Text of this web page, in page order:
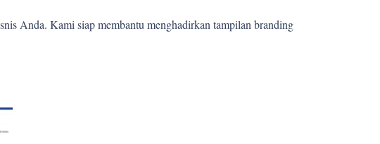
Anda. Kami siap membantu menghadirkan tampilan branding